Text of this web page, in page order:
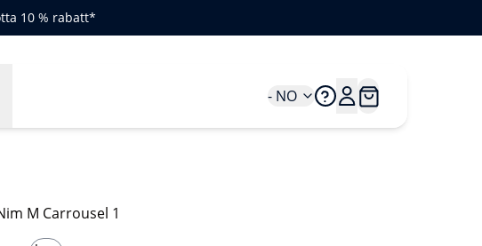
10 % rabatt*
- NO